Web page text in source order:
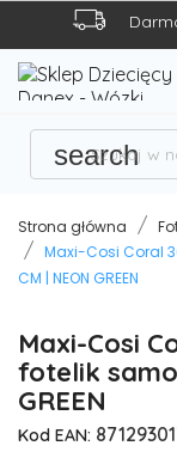
search
Strona główna
Maxi-Cosi Coral
CM | NEON GREEN
Maxi-Cosi
fotelik
GREEN
Kod EAN: